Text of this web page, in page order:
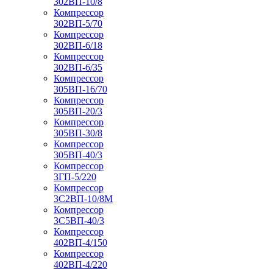
Компрессор
302ВП-5/70
Компрессор
302ВП-6/18
Компрессор
302ВП-6/35
Компрессор
305ВП-16/70
Компрессор
305ВП-20/3
Компрессор
305ВП-30/8
Компрессор
305ВП-40/3
Компрессор
3ГП-5/220
Компрессор
3С2ВП-10/8М
Компрессор
3С5ВП-40/3
Компрессор
402ВП-4/150
Компрессор
402ВП-4/220